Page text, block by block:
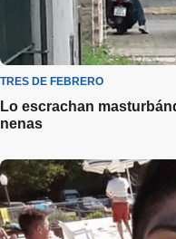
TRES DE FEBRERO
Lo escrachan
nenas